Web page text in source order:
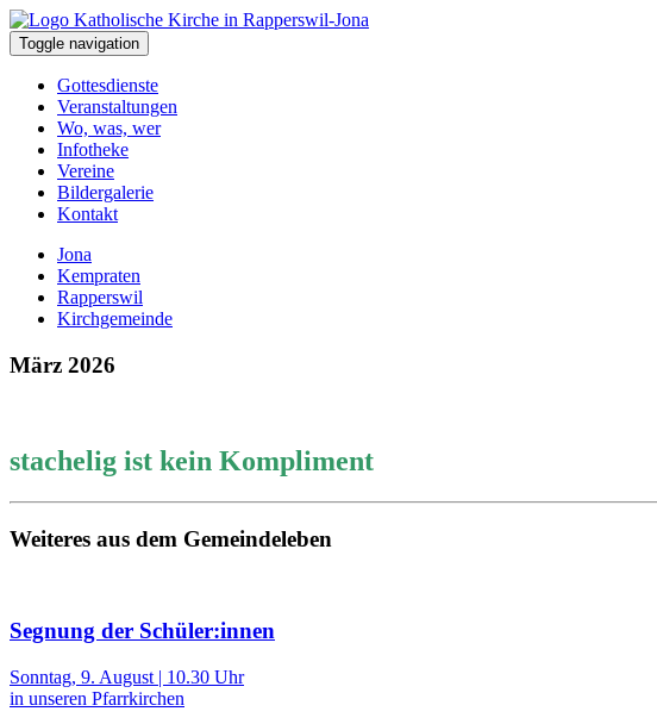
Toggle navigation
Gottesdienste
Veranstaltungen
Wo, was, wer
Infotheke
Vereine
Bildergalerie
Kontakt
Jona
Kempraten
Rapperswil
Kirchgemeinde
März 2026
stachelig ist kein Kompliment
Weiteres aus dem Gemeindeleben
Segnung der Schüler:innen
Sonntag, 9. August | 10.30 Uhr
in unseren Pfarrkirchen